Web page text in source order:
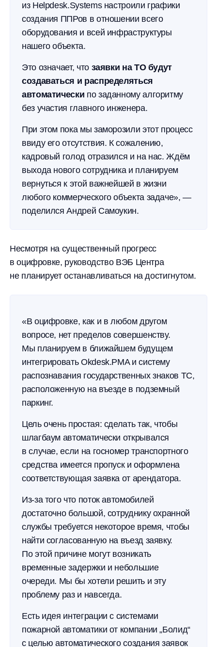
из Helpdesk.Systems настроили графики
создания ППРов в отношении всего
оборудования и всей инфраструктуры
нашего объекта.
Это означает, что заявки на ТО будут
создаваться и распределяться
автоматически по заданному алгоритму
без участия главного инженера.
При этом пока мы заморозили этот процесс
ввиду его отсутствия. К сожалению,
кадровый голод отразился и на нас. Ждём
выхода нового сотрудника и планируем
вернуться к этой важнейшей в жизни
любого коммерческого объекта задаче», —
поделился Андрей Самоукин.
Несмотря на существенный прогресс
в оцифровке, руководство ВЭБ Центра
не планирует останавливаться на достигнутом.
«В оцифровке, как и в любом другом
вопросе, нет пределов совершенству.
Мы планируем в ближайшем будущем
интегрировать Okdesk.PMA и систему
распознавания государственных знаков ТС,
расположенную на въезде в подземный
паркинг.
Цель очень простая: сделать так, чтобы
шлагбаум автоматически открывался
в случае, если на госномер транспортного
средства имеется пропуск и оформлена
соответствующая заявка от арендатора.
Из-за того что поток автомобилей
достаточно большой, сотруднику охранной
службы требуется некоторое время, чтобы
найти согласованную на въезд заявку.
По этой причине могут возникать
временные задержки и небольшие
очереди. Мы бы хотели решить и эту
проблему раз и навсегда.
Есть идея интеграции с системами
пожарной автоматики от компании „Болид“
с целью автоматического создания заявок